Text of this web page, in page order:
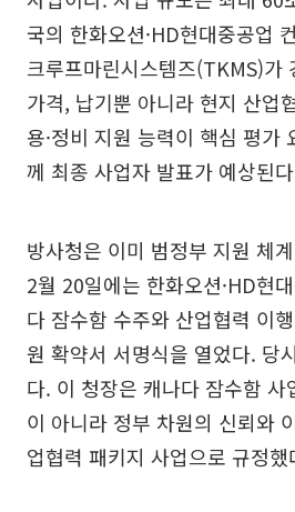
국의 한화오션·HD현대중공업
크루프마린시스템즈(TKMS)가
가격, 납기뿐 아니라 현지 산업
용·정비 지원 능력이 핵심 평가
께 최종 사업자 발표가 예상된
방사청은 이미 범정부 지원 체
2월 20일에는 한화오션·HD현
다 잠수함 수주와 산업협력 이
원 확약서 서명식을 열었다. 당
다. 이 청장은 캐나다 잠수함 사
이 아니라 정부 차원의 신뢰와
업협력 패키지 사업으로 규정했